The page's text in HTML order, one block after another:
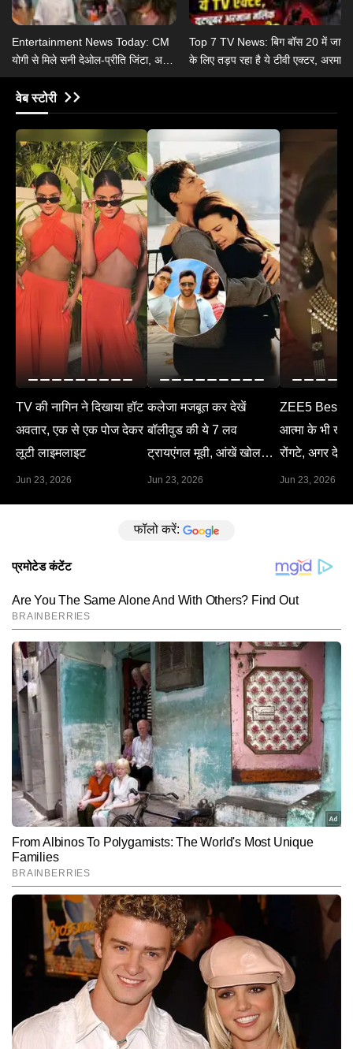
Entertainment News Today: CM
योगी से मिले सनी देओल-प्रीति जिंटा, असम
बाढ़ पीड़ितों की भूमि-अनुपम ने की मदद
Top 7 TV News: बिग बॉस 20 में जाने
के लिए तड़प रहा है ये टीवी एक्टर, अरमान
मलिक ने रचाई तीसरी शादी?
वेब स्टोरी
TV की नागिन ने दिखाया हॉट
अवतार, एक से एक पोज देकर
लूटी लाइमलाइट
Jun 23, 2026
कलेजा मजबूत कर देखें
बॉलीवुड की ये 7 लव
ट्रायएंगल मूवी, आंखें खोल
देगा हर सीन
Jun 23, 2026
ZEE5 Best
आत्मा के भी खड़े
रोंगटे, अगर देख
Jun 23, 2026
फॉलो करें: